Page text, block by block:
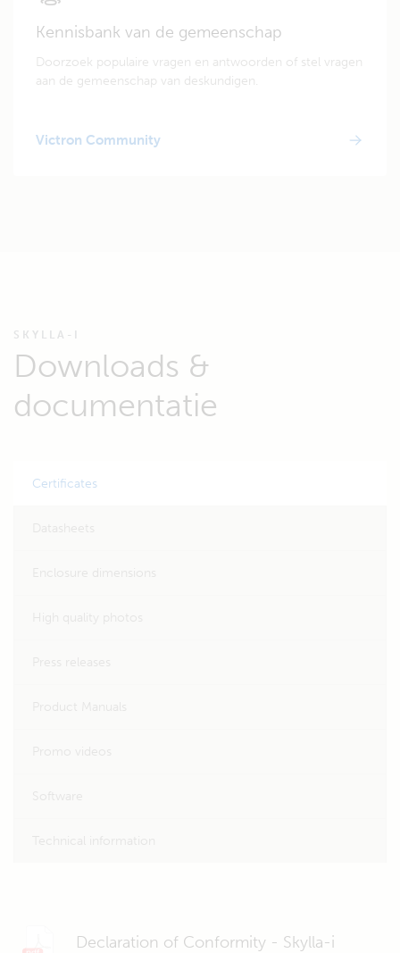
Kennisbank van de gemeenschap
Doorzoek populaire vragen en antwoorden of stel vragen
aan de gemeenschap van deskundigen.
Victron Community
SKYLLA-I
Downloads &
documentatie
Certificates
Declaration of Conformity - Skylla-i